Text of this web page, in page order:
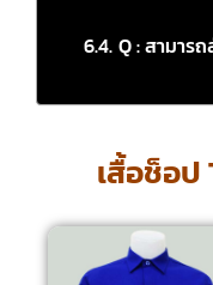
Q : สามาร
เสื้อช็อ